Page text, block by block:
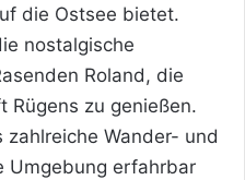
die Ostsee bietet.
nostalgische
Roland, die
Rügens zu genießen.
Wander- und
Umgebung erfahrbar